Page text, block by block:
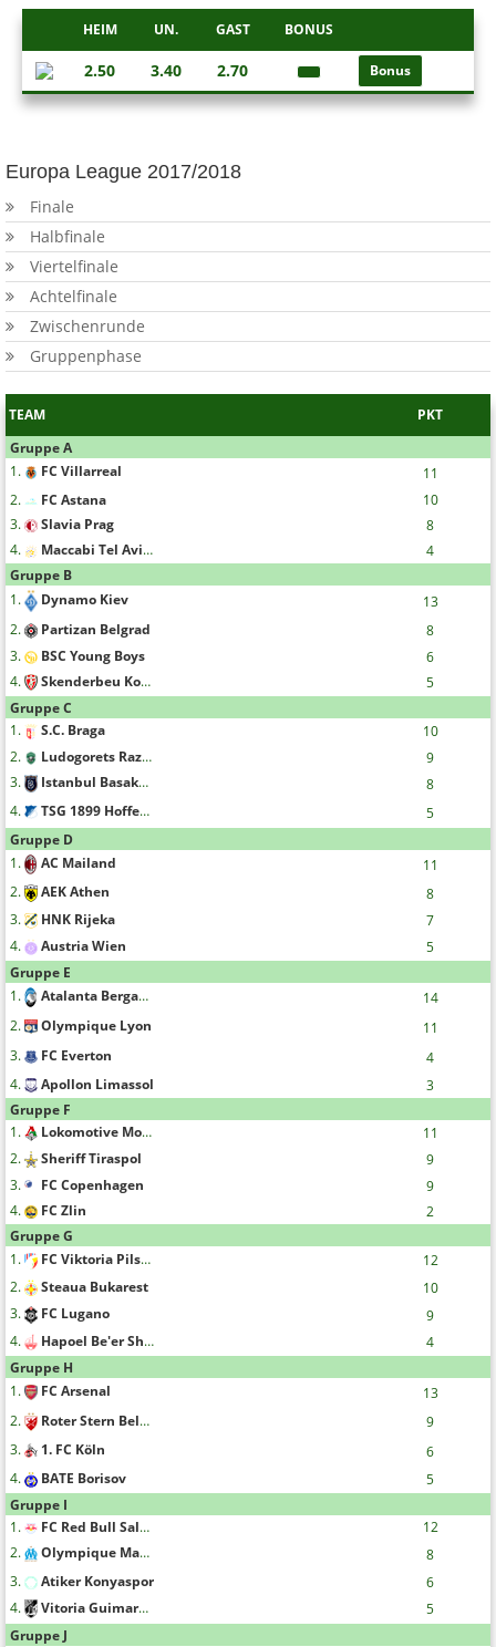
HEIM UN. GAST BONUS
2.50 3.40 2.70 Bonus
Europa League 2017/2018
Finale
Halbfinale
Viertelfinale
Achtelfinale
Zwischenrunde
Gruppenphase
TEAM
PKT
Gruppe A
1.
FC Villarreal
11
2.
FC Astana
10
3.
Slavia Prag
8
4.
Maccabi Tel Aviv F.C.
4
Gruppe B
1.
Dynamo Kiev
13
2.
Partizan Belgrad
8
3.
BSC Young Boys
6
4.
Skenderbeu Korce
5
Gruppe C
1.
S.C. Braga
10
2.
Ludogorets Razgrad
9
3.
Istanbul Basaksehir FK
8
4.
TSG 1899 Hoffenheim
5
Gruppe D
1.
AC Mailand
11
2.
AEK Athen
8
3.
HNK Rijeka
7
4.
Austria Wien
5
Gruppe E
1.
Atalanta Bergamo
14
2.
Olympique Lyon
11
3.
FC Everton
4
4.
Apollon Limassol
3
Gruppe F
1.
Lokomotive Moskau
11
2.
Sheriff Tiraspol
9
3.
FC Copenhagen
9
4.
FC Zlin
2
Gruppe G
1.
FC Viktoria Pilsen
12
2.
Steaua Bukarest
10
3.
FC Lugano
9
4.
Hapoel Be'er Sheva F.C.
4
Gruppe H
1.
FC Arsenal
13
2.
Roter Stern Belgrad
9
3.
1. FC Köln
6
4.
BATE Borisov
5
Gruppe I
1.
FC Red Bull Salzburg
12
2.
Olympique Marseille
8
3.
Atiker Konyaspor
6
4.
Vitoria Guimaraes
5
Gruppe J